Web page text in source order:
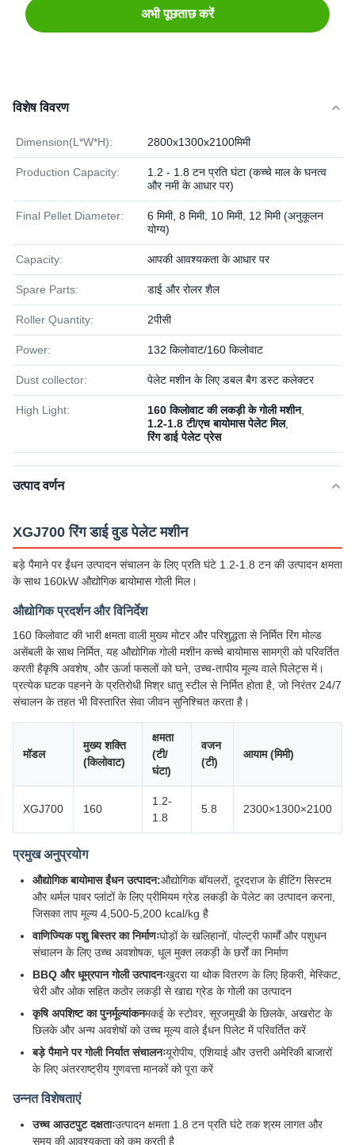
अभी पूछताछ करें
विशेष विवरण
Dimension(L*W*H): 2800x1300x2100मिमी
Production Capacity:
1.2 - 1.8 टन प्रति घंटा (कच्चे माल के घनत्व
और नमी के आधार पर)
Final Pellet Diameter:
6 मिमी, 8 मिमी, 10 मिमी, 12 मिमी (अनुकूलन
योग्य)
Capacity: आपकी आवश्यकता के आधार पर
Spare Parts: डाई और रोलर शैल
Roller Quantity: 2पीसी
Power: 132 किलोवाट/160 किलोवाट
Dust collector: पेलेट मशीन के लिए डबल बैग डस्ट कलेक्टर
High Light: 160 किलोवाट की लकड़ी के गोली मशीन,
1.2-1.8 टी/एच बायोमास पेलेट मिल,
रिंग डाई पेलेट प्रेस
उत्पाद वर्णन
XGJ700 रिंग डाई वुड पेलेट मशीन
बड़े पैमाने पर ईंधन उत्पादन संचालन के लिए प्रति घंटे 1.2-1.8 टन की उत्पादन क्षमता
के साथ 160kW औद्योगिक बायोमास गोली मिल।
औद्योगिक प्रदर्शन और विनिर्देश
160 किलोवाट की भारी क्षमता वाली मुख्य मोटर और परिशुद्धता से निर्मित रिंग मोल्ड
असेंबली के साथ निर्मित, यह औद्योगिक गोली मशीन कच्चे बायोमास सामग्री को परिवर्तित
करती हैकृषि अवशेष, और ऊर्जा फसलों को घने, उच्च-तापीय मूल्य वाले पिलेट्स में।
प्रत्येक घटक पहनने के प्रतिरोधी मिश्र धातु स्टील से निर्मित होता है, जो निरंतर 24/7
संचालन के तहत भी विस्तारित सेवा जीवन सुनिश्चित करता है।
मॉडल
मुख्य शक्ति
(किलोवाट)
क्षमता
(टी/
घंटा)
वजन
(टी)
आयाम (मिमी)
XGJ700 160
1.2-
1.8
5.8 2300×1300×2100
प्रमुख अनुप्रयोग
औद्योगिक बायोमास ईंधन उत्पादन:औद्योगिक बॉयलरों, दूरदराज के हीटिंग सिस्टम
और थर्मल पावर प्लांटों के लिए प्रीमियम ग्रेड लकड़ी के पेलेट का उत्पादन करना,
जिसका ताप मूल्य 4,500-5,200 kcal/kg है
वाणिज्यिक पशु बिस्तर का निर्माणःघोड़ों के खलिहानों, पोल्ट्री फार्मों और पशुधन
संचालन के लिए उच्च अवशोषक, धूल मुक्त लकड़ी के छर्रों का निर्माण
BBQ और धूम्रपान गोली उत्पादनःखुदरा या थोक वितरण के लिए हिकरी, मेस्किट,
चेरी और ओक सहित कठोर लकड़ी से खाद्य ग्रेड के गोली का उत्पादन
कृषि अपशिष्ट का पुनर्मूल्यांकनमकई के स्टोवर, सूरजमुखी के छिलके, अखरोट के
छिलके और अन्य अवशेषों को उच्च मूल्य वाले ईंधन पिलेट में परिवर्तित करें
बड़े पैमाने पर गोली निर्यात संचालनःयूरोपीय, एशियाई और उत्तरी अमेरिकी बाजारों
के लिए अंतरराष्ट्रीय गुणवत्ता मानकों को पूरा करें
उन्नत विशेषताएं
उच्च आउटपुट दक्षताःउत्पादन क्षमता 1.8 टन प्रति घंटे तक श्रम लागत और
समय की आवश्यकता को कम करती है